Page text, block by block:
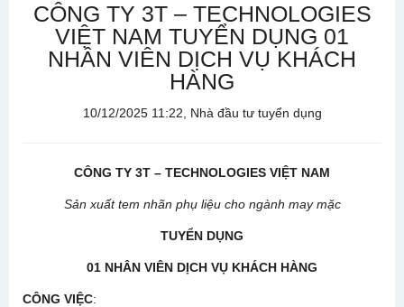
CÔNG TY 3T – TECHNOLOGIES
VIỆT NAM TUYỂN DỤNG 01
NHÂN VIÊN DỊCH VỤ KHÁCH
HÀNG
10/12/2025 11:22, Nhà đầu tư tuyển dụng
CÔNG TY 3T – TECHNOLOGIES VIỆT NAM
Sản xuất tem nhãn phụ liệu cho ngành may mặc
TUYỂN DỤNG
01 NHÂN VIÊN DỊCH VỤ KHÁCH HÀNG
CÔNG VIỆC: